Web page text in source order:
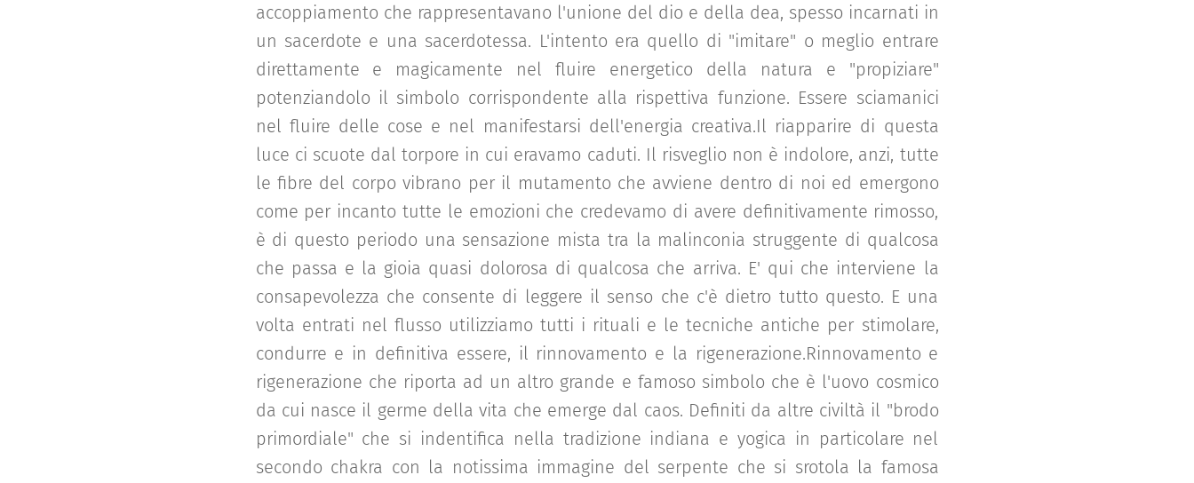
accoppiamento che rappresentavano l'unione del dio e della dea, spesso incarnati in
un sacerdote e una sacerdotessa. L'intento era quello di "imitare" o meglio entrare
direttamente e magicamente nel fluire energetico della natura e "propiziare"
potenziandolo il simbolo corrispondente alla rispettiva funzione. Essere sciamanici
nel fluire delle cose e nel manifestarsi dell'energia creativa.Il riapparire di questa
luce ci scuote dal torpore in cui eravamo caduti. Il risveglio non è indolore, anzi, tutte
le fibre del corpo vibrano per il mutamento che avviene dentro di noi ed emergono
come per incanto tutte le emozioni che credevamo di avere definitivamente rimosso,
è di questo periodo una sensazione mista tra la malinconia struggente di qualcosa
che passa e la gioia quasi dolorosa di qualcosa che arriva. E' qui che interviene la
consapevolezza che consente di leggere il senso che c'è dietro tutto questo. E una
volta entrati nel flusso utilizziamo tutti i rituali e le tecniche antiche per stimolare,
condurre e in definitiva essere, il rinnovamento e la rigenerazione.Rinnovamento e
rigenerazione che riporta ad un altro grande e famoso simbolo che è l'uovo cosmico
da cui nasce il germe della vita che emerge dal caos. Definiti da altre civiltà il "brodo
primordiale" che si indentifica nella tradizione indiana e yogica in particolare nel
secondo chakra con la notissima immagine del serpente che si srotola la famosa